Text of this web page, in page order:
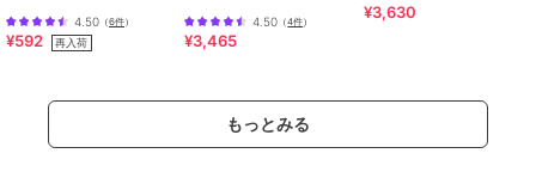
4.50 （6件）
¥592 再入荷
4.50 （4件）
¥3,465
ー
¥3,630
もっとみる